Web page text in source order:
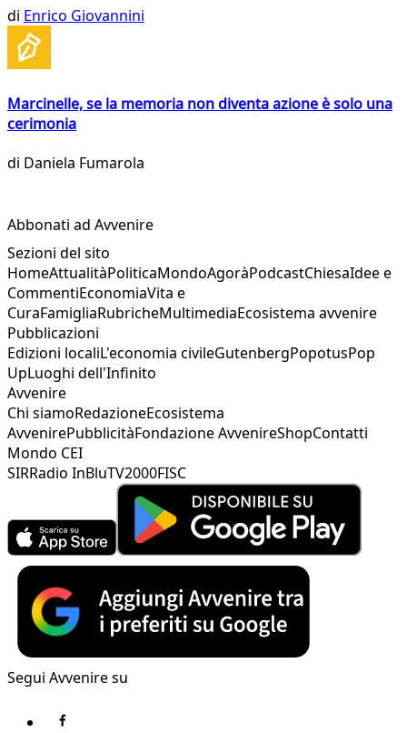
di Enrico Giovannini
Marcinelle, se la memoria non diventa azione è solo una
cerimonia
di Daniela Fumarola
Abbonati ad Avvenire
Sezioni del sito
HomeAttualitàPoliticaMondoAgoràPodcastChiesaIdee e
CommentiEconomiaVita e
CuraFamigliaRubricheMultimediaEcosistema avvenire
Pubblicazioni
Edizioni localiL'economia civileGutenbergPopotusPop
UpLuoghi dell'Infinito
Avvenire
Chi siamoRedazioneEcosistema
AvvenirePubblicitàFondazione AvvenireShopContatti
Mondo CEI
SIRRadio InBluTV2000FISC
Segui Avvenire su